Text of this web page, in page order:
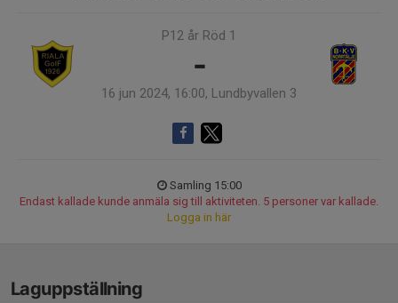
P12 år Röd 1
-
16 jun 2024, 16:00, Lundbyvallen 3
Samling 15:00
Endast kallade kunde anmäla sig till aktiviteten. 5 personer var kallade.
Logga in här
Laguppställning